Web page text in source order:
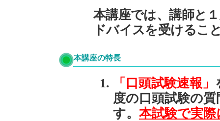
本講座では、講師と
ドバイスを受けるこ
本講座の特長
「口頭試験速報」
度の口頭試験の
す。 本試験で実